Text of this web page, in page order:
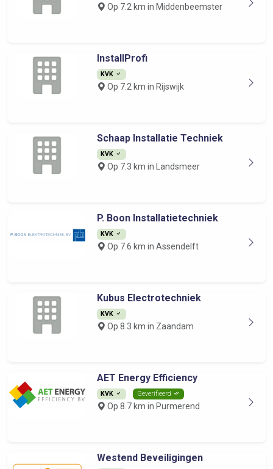
Op 7.2 km in Middenbeemster
InstallProfi
KVK
Op 7.2 km in Rijswijk
Schaap Installatie Techniek
KVK
Op 7.3 km in Landsmeer
P. Boon Installatietechniek
KVK
Op 7.6 km in Assendelft
Kubus Electrotechniek
KVK
Op 8.3 km in Zaandam
AET Energy Efficiency
KVK Geverifieerd
Op 8.7 km in Purmerend
Westend Beveiligingen